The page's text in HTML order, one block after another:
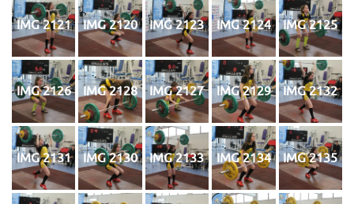
IMG 2121 IMG 2120 IMG 2123 IMG 2124 IMG 2125
IMG 2126 IMG 2128 IMG 2127 IMG 2129 IMG 2132
IMG 2131 IMG 2130 IMG 2133 IMG 2134 IMG 2135